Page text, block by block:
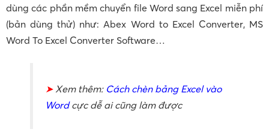
dùng các phần mềm chuyển file Word sang Excel miễn phí
(bản dùng thử) như: Abex Word to Excel Converter, MS
Word To Excel Converter Software…
➤Xem thêm: Cách chèn bảng Excel vào
Wordcực dễ ai cũng làm được